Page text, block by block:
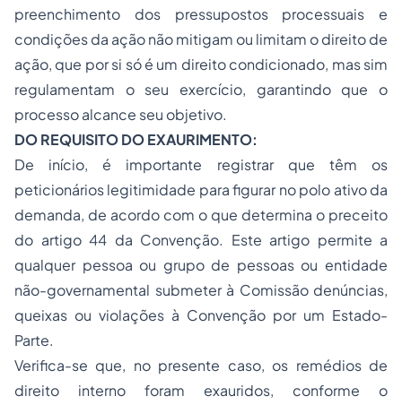
preenchimento dos pressupostos processuais e
condições da ação não mitigam ou limitam o direito de
ação, que por si só é um direito condicionado, mas sim
regulamentam o seu exercício, garantindo que o
processo alcance seu objetivo.
DO REQUISITO DO EXAURIMENTO:
De início, é importante registrar que têm os
peticionários legitimidade para figurar no polo ativo da
demanda, de acordo com o que determina o preceito
do artigo 44 da Convenção. Este artigo permite a
qualquer pessoa ou grupo de pessoas ou entidade
não-governamental submeter à Comissão denúncias,
queixas ou violações à Convenção por um Estado-
Parte.
Verifica-se que, no presente caso, os remédios de
direito interno foram exauridos, conforme o